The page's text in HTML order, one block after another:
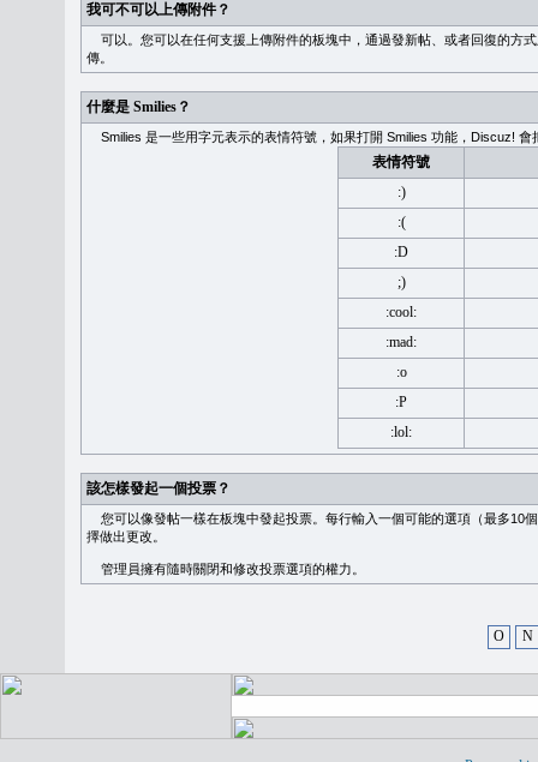
我可不可以上傳附件？
可以。您可以在任何支援上傳附件的板塊中，通過發新帖、或者回復的方
傳。
什麼是 Smilies？
Smilies 是一些用字元表示的表情符號，如果打開 Smilies 功能，Discuz!
表情符號
:)
:(
:D
;)
:cool:
:mad:
:o
:P
:lol:
該怎樣發起一個投票？
您可以像發帖一樣在板塊中發起投票。每行輸入一個可能的選項（最多10
擇做出更改。
管理員擁有隨時關閉和修改投票選項的權力。
O N